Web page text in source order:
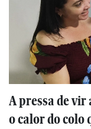
A pressa de
o calor do colo